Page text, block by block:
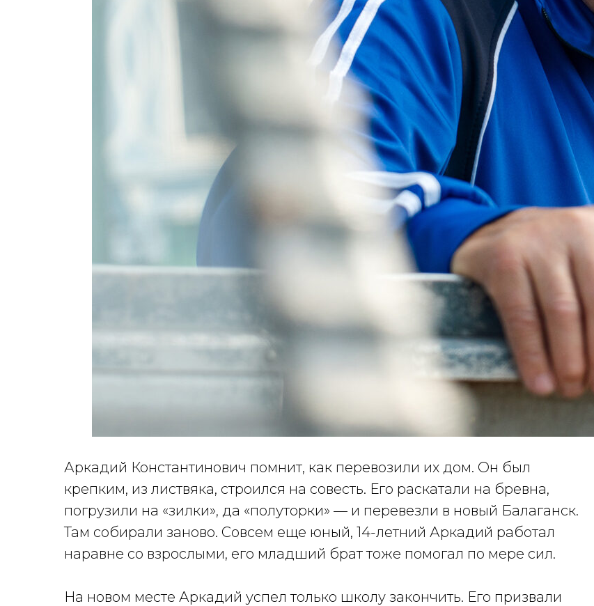
Аркадий Константинович помнит, как перевозили их дом. Он был
крепким, из листвяка, строился на совесть. Его раскатали на бревна,
погрузили на «зилки», да «полуторки» — и перевезли в новый Балаганск.
Там собирали заново. Совсем еще юный, 14-летний Аркадий работал
наравне со взрослыми, его младший брат тоже помогал по мере сил.
На новом месте Аркадий успел только школу закончить. Его призвали